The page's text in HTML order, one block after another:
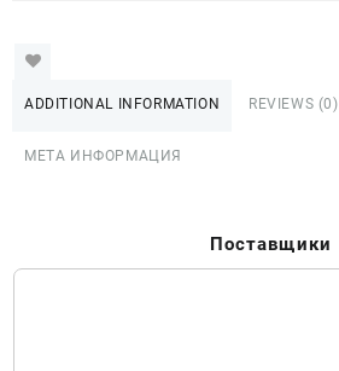
ADDITIONAL INFORMATION REVIEWS (0)
МЕТА ИНФОРМАЦИЯ
Поставщики